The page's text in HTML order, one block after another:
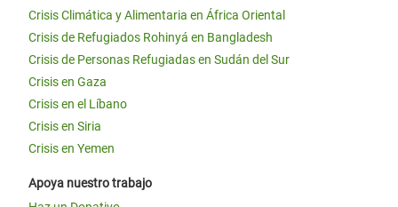
Crisis Climática y Alimentaria en África Oriental
Crisis de Refugiados Rohinyá en Bangladesh
Crisis de Personas Refugiadas en Sudán del Sur
Crisis en Gaza
Crisis en el Líbano
Crisis en Siria
Crisis en Yemen
Apoya nuestro trabajo